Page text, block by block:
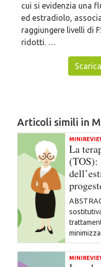
cui si evidenzia una
ed estradiolo,
raggiungere livelli di
ridotti. …
Articoli simili in
La